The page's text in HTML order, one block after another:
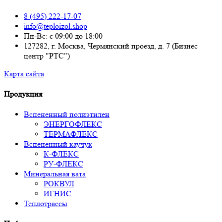
8 (495) 222-17-07
info@teploizol.shop
Пн-Вс: с 09:00 до 18:00
127282, г. Москва, Чермянский проезд, д. 7 (Бизнес
центр "РТС")
Карта сайта
Продукция
Вспененный полиэтилен
ЭНЕРГОФЛЕКС
ТЕРМАФЛЕКС
Вспененный каучук
К-ФЛЕКС
РУ-ФЛЕКС
Минеральная вата
РОКВУЛ
ИГНИС
Теплотрассы